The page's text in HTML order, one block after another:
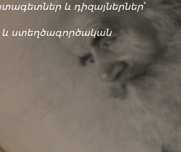
և դիզայներներ՝
և ստեղծագործական